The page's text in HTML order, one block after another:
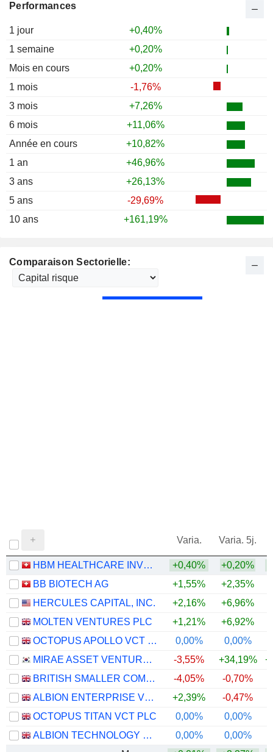
Performances
1 jour
+0,40%
1 semaine
+0,20%
Mois en cours
+0,20%
1 mois
-1,76%
3 mois
+7,26%
6 mois
+11,06%
Année en cours
+10,82%
1 an
+46,96%
3 ans
+26,13%
5 ans
-29,69%
10 ans
+161,19%
Comparaison Sectorielle:
Varia. Varia. 5j.
HBM HEALTHCARE INVESTMENTS AG +0,40% +0,20%
BB BIOTECH AG
+1,55% +2,35%
HERCULES CAPITAL, INC.
+2,16% +6,96%
MOLTEN VENTURES PLC
+1,21% +6,92%
OCTOPUS APOLLO VCT PLC
0,00% 0,00%
MIRAE ASSET VENTURE INVESTMENT CO., LTD.
-3,55% +34,19%
BRITISH SMALLER COMPANIES VCT PLC
-4,05% -0,70%
ALBION ENTERPRISE VCT PLC
+2,39% -0,47%
OCTOPUS TITAN VCT PLC
0,00% 0,00%
ALBION TECHNOLOGY & GENERAL VCT PLC
0,00% 0,00%